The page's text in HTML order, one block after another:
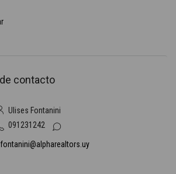
contacto
Ulises Fontanini
091231242